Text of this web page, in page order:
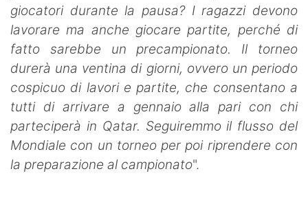
giocatori durante la pausa? I ragazzi devono
lavorare ma anche giocare partite, perché di
fatto sarebbe un precampionato. Il torneo
durerà una ventina di giorni, ovvero un periodo
cospicuo di lavori e partite, che consentano a
tutti di arrivare a gennaio alla pari con chi
parteciperà in Qatar. Seguiremmo il flusso del
Mondiale con un torneo per poi riprendere con
la preparazione al campionato".